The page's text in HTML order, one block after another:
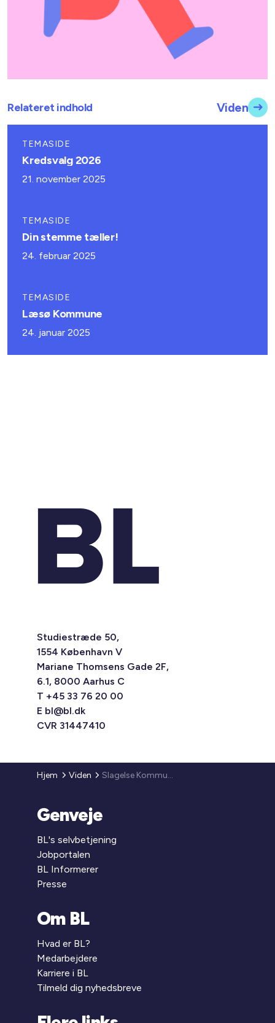
Relateret indhold Viden
TEMASIDE
Kredsvalg 2026
21. november 2025
TEMASIDE
Din stemme tæller!
24. februar 2025
TEMASIDE
Læsø Kommune
24. januar 2025
Studiestræde 50,
1554 København V
Mariane Thomsens Gade 2F,
6.1, 8000 Aarhus C
T +45 33 76 20 00
E bl@bl.dk
CVR 31447410
Hjem Viden Slagelse Kommune
Genveje
BL's selvbetjening
Jobportalen
BL Informerer
Presse
Om BL
Hvad er BL?
Medarbejdere
Karriere i BL
Tilmeld dig nyhedsbreve